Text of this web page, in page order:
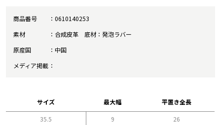
商品番号
0610140253
素材
合成皮革 底材：発泡ラバー
原産国
中国
メディア掲載
サイズ 最大幅 平置き全長
35.5
9 26